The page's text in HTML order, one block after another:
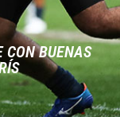
CON BUENAS